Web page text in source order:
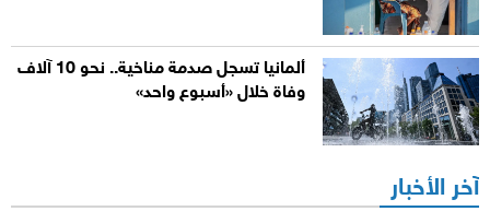
ألمانيا تسجل صدمة مناخية.. نحو 10 آلاف
وفاة خلال «أسبوع واحد»
آخر الأخبار